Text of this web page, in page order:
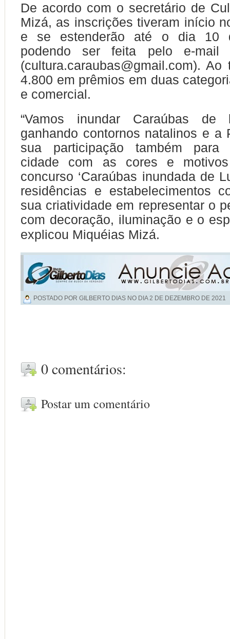
De acordo com o secretário de
Mizá, as inscrições tiveram início
e se estenderão até o dia 10
podendo ser feita pelo e-mail
(cultura.caraubas@gmail.com).
4.800 em prêmios em duas
e comercial.
“Vamos inundar Caraúbas
ganhando contornos natalinos e a
sua participação também para
cidade com as cores e
concurso ‘Caraúbas inundada de
residências e estabelecimentos
sua criatividade em representar o
com decoração, iluminação e o
explicou Miquéias Mizá.
POSTADO POR GILBERTO DIAS NO DIA2 DE DEZEMBRO DE 2021
0 comentários:
Postar um comentário